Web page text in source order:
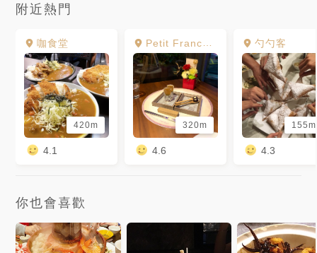
附近熱門
咖食堂
420m
4.1
Petit France 小法國餐館
320m
4.6
勺勺客
155m
4.3
你也會喜歡